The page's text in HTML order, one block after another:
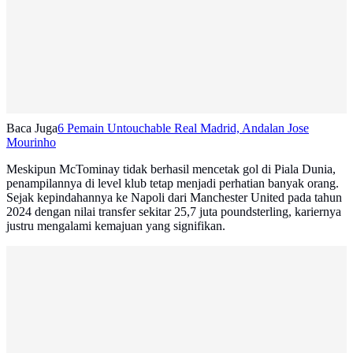
Baca Juga6 Pemain Untouchable Real Madrid, Andalan Jose
Mourinho
Meskipun McTominay tidak berhasil mencetak gol di Piala Dunia,
penampilannya di level klub tetap menjadi perhatian banyak orang.
Sejak kepindahannya ke Napoli dari Manchester United pada tahun
2024 dengan nilai transfer sekitar 25,7 juta poundsterling, kariernya
justru mengalami kemajuan yang signifikan.